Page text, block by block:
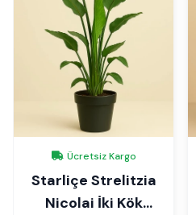
Ücretsiz Kargo
Starliçe Strelitzia
Nicolai İki Kök